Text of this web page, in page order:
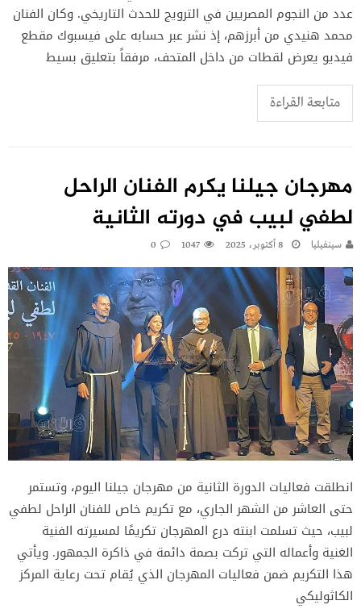
عدد من النجوم المصريين في الترويج للحدث التاريخي. وكان الفنان
محمد هنيدي من أبرزهم، إذ نشر عبر حسابه على فيسبوك مقطع
فيديو يعرض لقطات من داخل المتحف، مرفقاً بتعليق بسيط
متابعة القراءة
مهرجان جيلنا يكرم الفنان الراحل
لطفي لبيب في دورته الثانية
سينفيليا 8 أكتوبر، 2025 1047
0
انطلقت فعاليات الدورة الثانية من مهرجان جيلنا اليوم، وتستمر
حتى العاشر من الشهر الجاري، مع تكريم خاص للفنان الراحل لطفي
لبيب، حيث تسلمت ابنته درع المهرجان تكريمًا لمسيرته الفنية
الغنية وأعماله التي تركت بصمة دائمة في ذاكرة الجمهور. ويأتي
هذا التكريم ضمن فعاليات المهرجان الذي يُقام تحت رعاية المركز
الكاثوليكي